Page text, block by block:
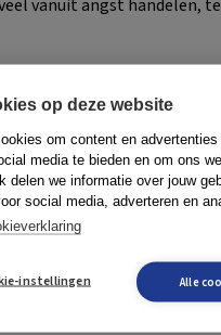
vanuit angst handelen,
creatie
bij het herkennen van
ingewikkelde keuzes af:
(angst)?
wil creëren (creatie)?
drijfveren aanwezig zijn.
erg veel uit angst doet en
op deze website
om content en
media te bieden en om ons
delen we informatie over jouw
social media, adverteren en
instellingen Alle